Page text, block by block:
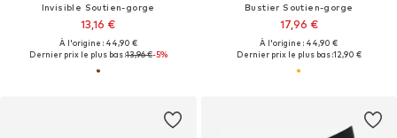
Invisible Soutien-gorge
13,16 €
À l'origine : 44,90 €
Dernier prix le plus bas :13,96 €-5%
Bustier Soutien-gorge
17,96 €
À l'origine : 44,90 €
Dernier prix le plus bas :12,90 €